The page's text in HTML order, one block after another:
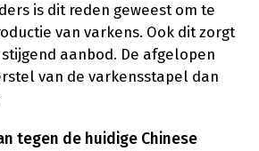
is dit reden geweest om te
van varkens. Ook dit zorgt
aanbod. De afgelopen
van de varkensstapel dan
tegen de huidige Chinese